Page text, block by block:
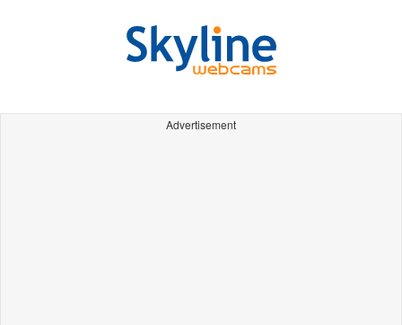
Advertisement